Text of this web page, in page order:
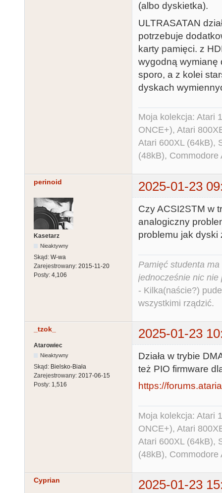
(albo dyskietka).
ULTRASATAN
potrzebuje
karty pamięci. z
wygodną wymianę
sporo, a z kolei
dyskach
Moja kolekcja: Atari
ONCE+), Atari
Atari 600XL (64kB),
(48kB),
perinoid 2025-01-23
Kasetarz
Nieaktywny
Skąd: W-wa
Zarejestrowany: 2015-11-20
Posty: 4,106
Czy ACSI2STM w
analogiczny
problemu jak dyski
Pamięć studenta
jednocześnie nic nie
- Kilka(naście?)
wszystkimi rządzić.
_tzok_ 2025-01-23
Atarowiec
Nieaktywny
Skąd: Bielsko-Biała
Zarejestrowany: 2017-06-15
Posty: 1,516
Działa w trybie
też PIO firmware
https://
Moja kolekcja: Atari
ONCE+), Atari
Atari 600XL (64kB),
(48kB),
Cyprian
2025-01-23